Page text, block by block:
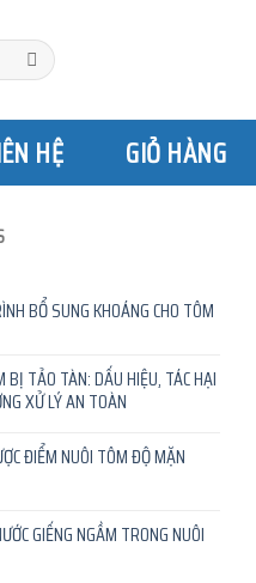
HỆ GIỎ HÀNG
BỔ SUNG KHOÁNG CHO TÔM
BỊ TẢO TÀN: DẤU HIỆU, TÁC HẠI
XỬ LÝ AN TOÀN
ĐIỂM NUÔI TÔM ĐỘ MẶN
GIẾNG NGẦM TRONG NUÔI